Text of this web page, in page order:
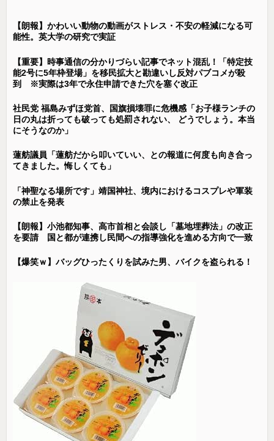
【朗報】かわいい動物の動画がストレス・不安の軽減になる可
能性。英大学の研究で実証
【重要】時事通信の分かりづらい記事でネット混乱！「特定技
能2号に5年枠登場」を移民拡大と勘違いし反対パブコメが殺
到 ※実際は3年で永住申請できた穴を塞ぐ改正
社民党 福島みずほ党首、国旗損壊罪に危機感「お子様ランチの
日の丸は折っても破っても処罰されない、 どうでしょう。本当
にそうなのか」
蓮舫議員「蓮舫だから叩いていい、との報道に何度も向き合っ
てきました。悔しくても」
「神聖なる場所です」靖国神社、境内におけるコスプレや軍装
の禁止を発表
【朗報】小池都知事、高市首相と会談し「墓地埋葬法」の改正
を要請 国と都が連携し民間への指導強化を進める方向で一致
【爆笑ｗ】バッグひったくりを試みた男、バイクを盗られる！